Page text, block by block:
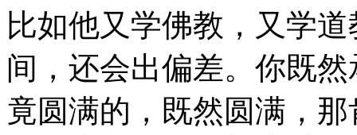
比如他又学佛教，又学
间，还会出偏差。你既
竟圆满的，既然圆满，